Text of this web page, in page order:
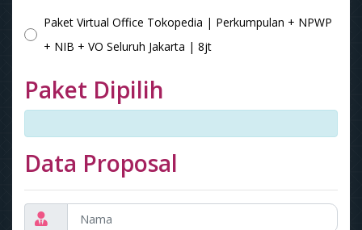
Paket Virtual Office Tokopedia | Perkumpulan + NPWP
+ NIB + VO Seluruh Jakarta | 8jt
Paket Dipilih
Data Proposal